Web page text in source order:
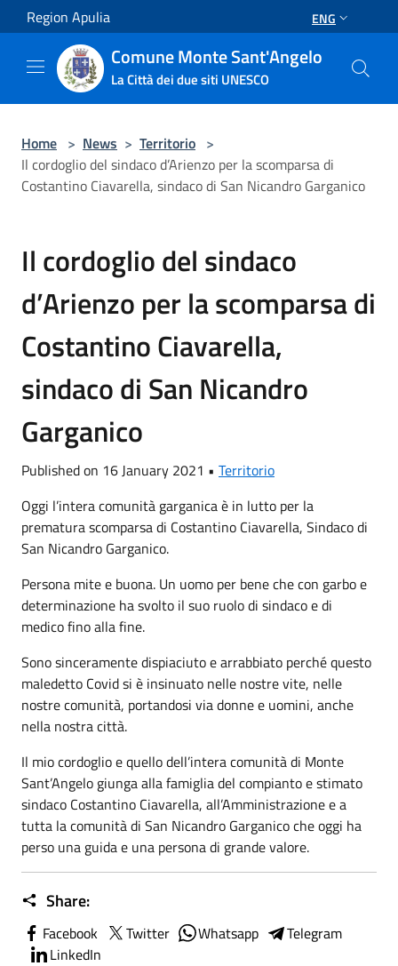
Salta al contenuto principale
Region Apulia ENG
Comune Monte Sant'Angelo
La Città dei due siti UNESCO
Home > News > Territorio >
Il cordoglio del sindaco d’Arienzo per la scomparsa di
Costantino Ciavarella, sindaco di San Nicandro Garganico
Il cordoglio del sindaco
d’Arienzo per la scomparsa di
Costantino Ciavarella,
sindaco di San Nicandro
Garganico
Published on 16 January 2021 • Territorio
Oggi l’intera comunità garganica è in lutto per la
prematura scomparsa di Costantino Ciavarella, Sindaco di
San Nicandro Garganico.
Persona mite e buona. Un uomo per bene che con garbo e
determinazione ha svolto il suo ruolo di sindaco e di
medico fino alla fine.
Sono sinceramente dispiaciuto e arrabbiato perché questo
maledetto Covid si è insinuato nelle nostre vite, nelle
nostre comunità, portandosi via donne e uomini, anche
nella nostra città.
Il mio cordoglio e quello dell’intera comunità di Monte
Sant’Angelo giunga alla famiglia del compianto e stimato
sindaco Costantino Ciavarella, all’Amministrazione e a
tutta la comunità di San Nicandro Garganico che oggi ha
perso una guida e una persona di grande valore.
Share:
Facebook Twitter Whatsapp
Telegram
LinkedIn